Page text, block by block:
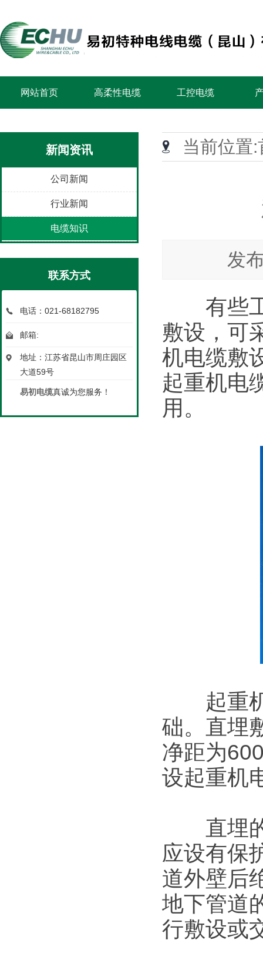
网站首页 高柔性电缆 工控电缆
新闻资讯
公司新闻
行业新闻
电缆知识
联系方式
电话：021-68182795
邮箱:
地址：江苏省昆山市周庄园区
大道59号
易初电缆真诚为您服务！
当前位置:
发
有些工
敷设，可
机电缆敷
起重机电
用。
起重机
础。直埋
净距为
设起重机
直埋的
应设有保
道外壁后
地下管道
行敷设或